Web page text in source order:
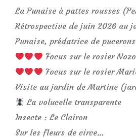
La Punaise à pattes rousses
Rétrospective de juin 2026 au
Punaise, prédatrice de
Focus sur le rosier
Focus sur le rosier
Visite au jardin de Martine
La volucelle transparente
Insecte : Le Clairon
Sur les fleurs de circe…